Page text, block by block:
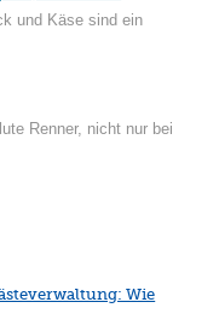
und Käse sind ein
Renner, nicht nur bei
Wie